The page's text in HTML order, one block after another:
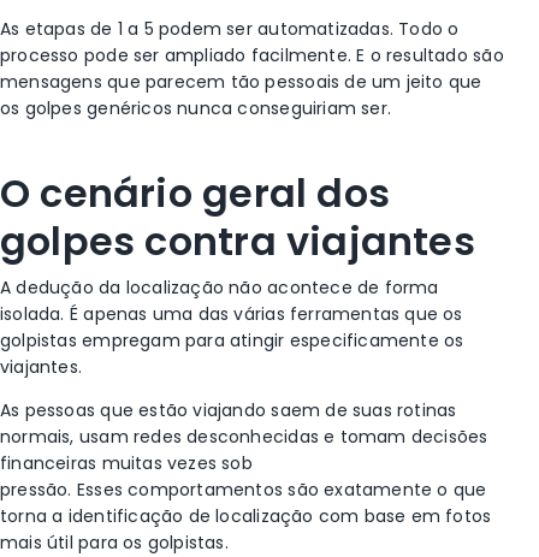
As etapas de 1 a 5 podem ser automatizadas. Todo o
processo pode ser ampliado facilmente. E o resultado são
mensagens que parecem tão pessoais de um jeito que
os golpes genéricos nunca conseguiriam ser.
O cenário geral dos
golpes contra viajantes
A dedução da localização não acontece de forma
isolada. É apenas uma das várias ferramentas que os
golpistas empregam para atingir especificamente os
viajantes.
As pessoas que estão viajando saem de suas rotinas
normais, usam redes desconhecidas e tomam decisões
financeiras muitas vezes sob
pressão. Esses comportamentos são exatamente o que
torna a identificação de localização com base em fotos
mais útil para os golpistas.